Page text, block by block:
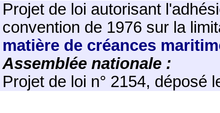
Projet de loi autorisant
convention de 1976 sur la
matière de créances
Assemblée nationale :
Projet de loi n° 2154, déposé